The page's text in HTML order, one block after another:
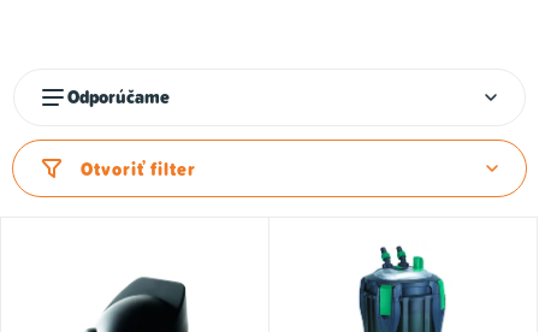
Otvoriť filter
d
e
Odporúčame